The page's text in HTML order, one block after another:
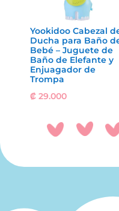
Yookidoo Cabezal
Ducha para Baño
Bebé – Juguete de
Baño de Elefante y
Enjuagador de
Trompa
₡ 29.000